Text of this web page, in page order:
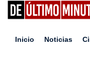
Inicio Noticias